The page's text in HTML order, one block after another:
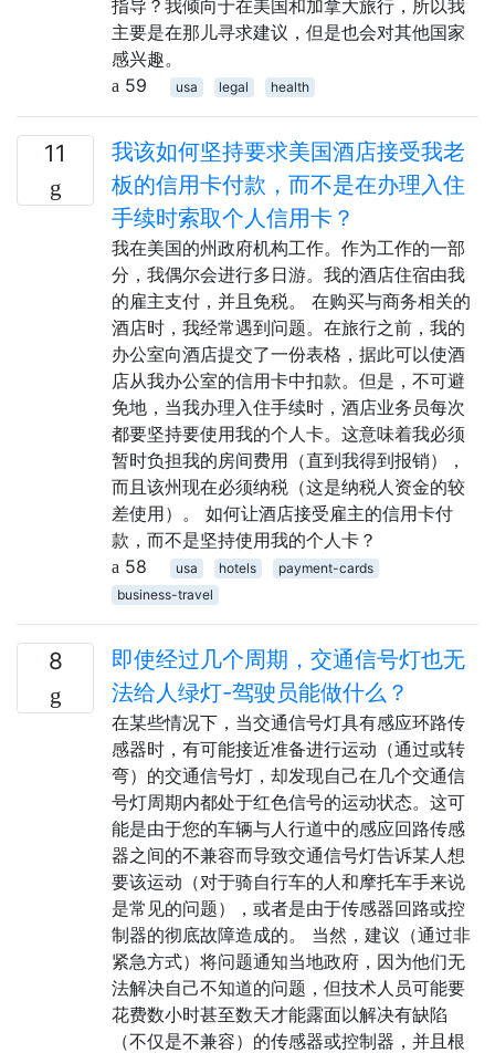
指导？我倾向于在美国和加拿大旅行，所以我
主要是在那儿寻求建议，但是也会对其他国家
感兴趣。
59
usa legal health
11
我该如何坚持要求美国酒店接受我老
板的信用卡付款，而不是在办理入住
手续时索取个人信用卡？
我在美国的州政府机构工作。作为工作的一部
分，我偶尔会进行多日游。我的酒店住宿由我
的雇主支付，并且免税。 在购买与商务相关的
酒店时，我经常遇到问题。在旅行之前，我的
办公室向酒店提交了一份表格，据此可以使酒
店从我办公室的信用卡中扣款。但是，不可避
免地，当我办理入住手续时，酒店业务员每次
都要坚持要使用我的个人卡。这意味着我必须
暂时负担我的房间费用（直到我得到报销），
而且该州现在必须纳税（这是纳税人资金的较
差使用）。 如何让酒店接受雇主的信用卡付
款，而不是坚持使用我的个人卡？
58
usa hotels
payment-cards
business-travel
8
即使经过几个周期，交通信号灯也无
法给人绿灯-驾驶员能做什么？
在某些情况下，当交通信号灯具有感应环路传
感器时，有可能接近准备进行运动（通过或转
弯）的交通信号灯，却发现自己在几个交通信
号灯周期内都处于红色信号的运动状态。这可
能是由于您的车辆与人行道中的感应回路传感
器之间的不兼容而导致交通信号灯告诉某人想
要该运动（对于骑自行车的人和摩托车手来说
是常见的问题），或者是由于传感器回路或控
制器的彻底故障造成的。 当然，建议（通过非
紧急方式）将问题通知当地政府，因为他们无
法解决自己不知道的问题，但技术人员可能要
花费数小时甚至数天才能露面以解决有缺陷
（不仅是不兼容）的传感器或控制器，并且根